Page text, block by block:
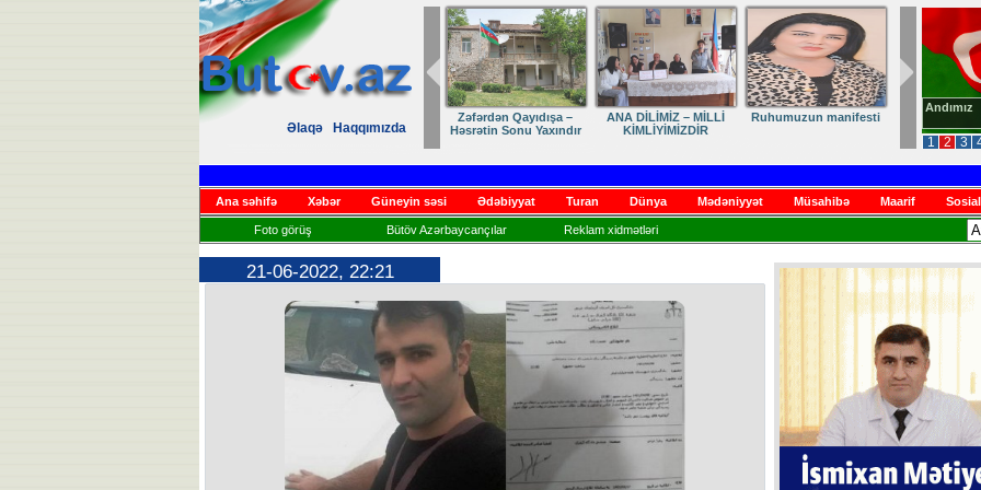
Əlaqə
Haqqımızda
1 2 3
Andımız
Zəfərdən Qayıdışa –
Həsrətin Sonu Yaxındır
ANA DİLİMİZ – MİLLİ
KİMLİYİMİZDİR
Ruhumuzun manifesti
Ana səhifə Xəbər Güneyin səsi Ədəbiyyat Turan Dünya Mədəniyyət Müsahibə Maarif
Foto görüş Bütöv Azərbaycançılar Reklam xidmətləri
21-06-2022, 22:21